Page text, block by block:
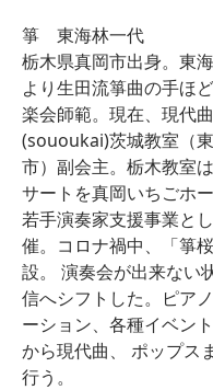
箏 東海林一代
栃木県真岡市出身。東
より生田流箏曲の手ほ
楽会師範。現在、現代
(sououkai)茨城教室（
市）副会主。栃木教室
サートを真岡いちごホ
若手演奏家支援事業と
催。コロナ禍中、「箏
設。 演奏会が出来ない
信へシフトした。ピア
ーション、各種イベン
から現代曲、 ポップス
行う。